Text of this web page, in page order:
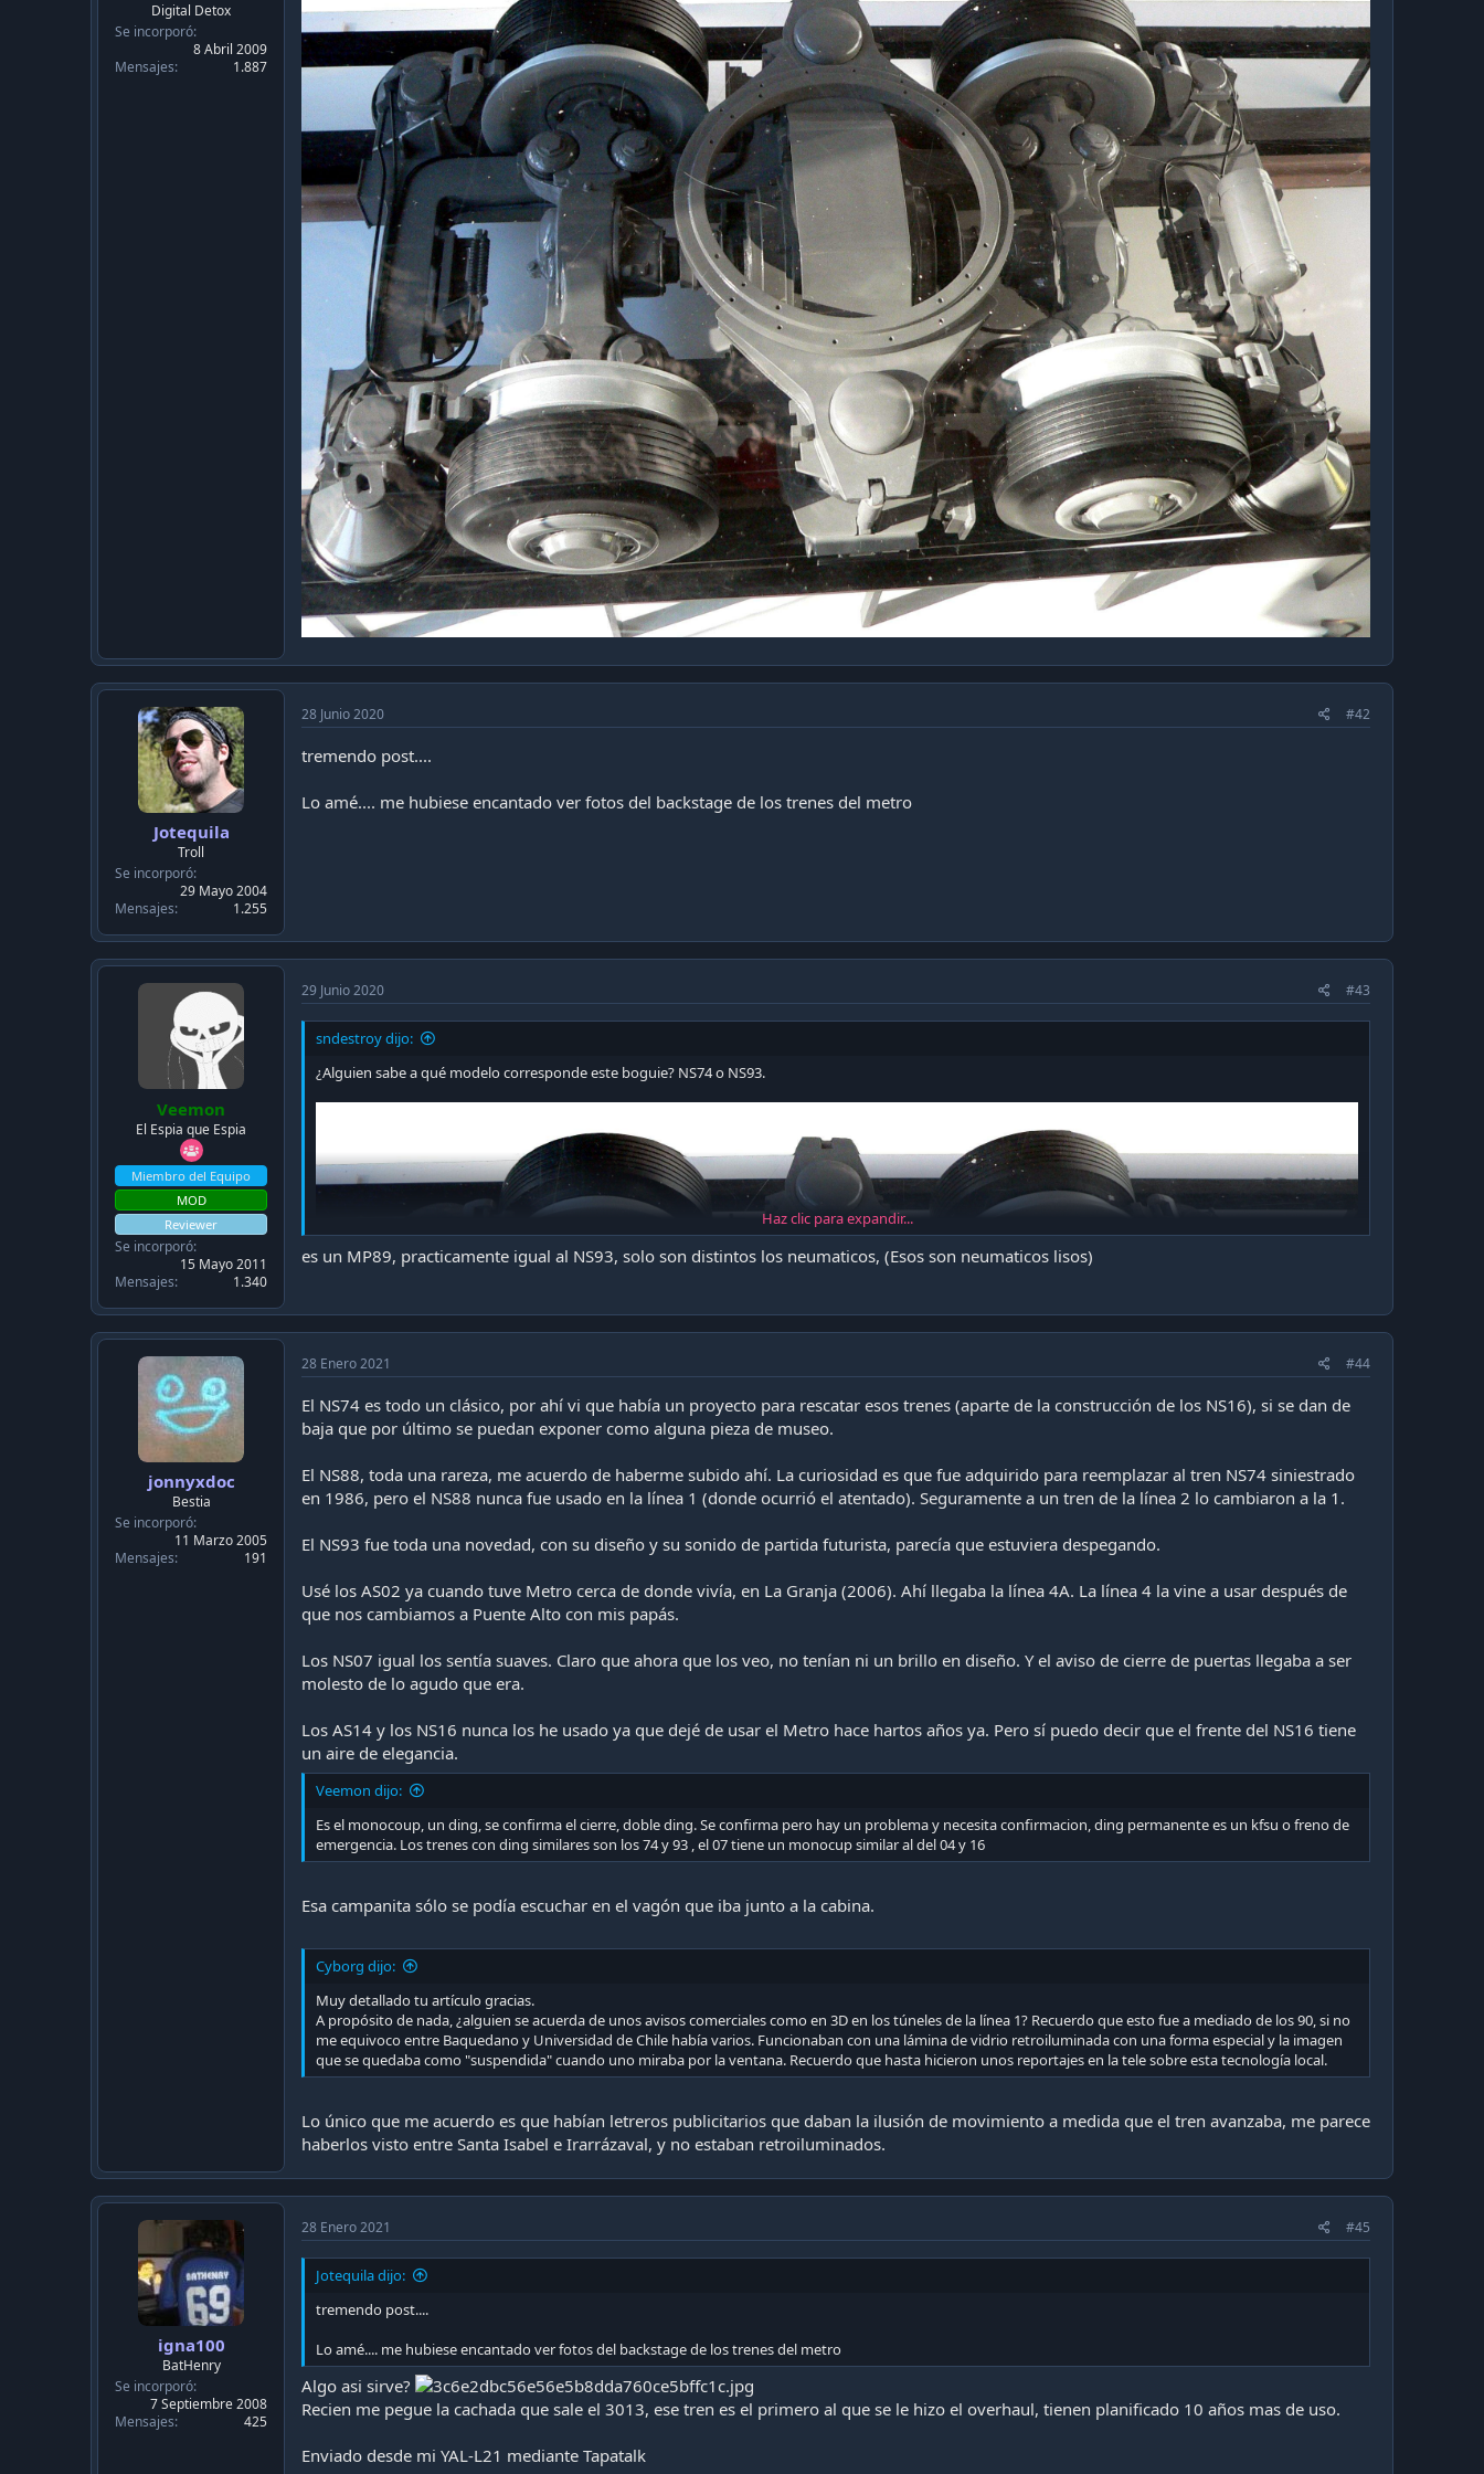
Hola! Les habla Nicolas, en estos días de pandemia, cuarentena, encierro, peleas familiares, aburrimiento extremo y trabajar en la tesis de mi ultimo año de carrera,
me dedique a terminar de una vez por todas el Thread mas ñoño y curioso que tal vez podría haber en el foro.
Como ya saben al señor Nicolas le gustan bastante los trenes del Metro de Santiago, el cual actualmente se ha visto afectado no solo por el Estallido social, si no que
tambien por el coronavirus (bajando enormemente la solvencia de la empresa por la baja de pasajeros) y unas leyes ridículas sobre el financiamiento del
Pero en fin, saliendonos de ese tema si eres lo suficientemente "despierto" (Por no decir ciego) te habrás dado cuenta que el Metro de Santiago presenta mas de un
dont shit sherlockpero estas diferencias no son solo visuales, tambien son tecnológicas, acabados, capacidades técnicas, y un largo etc.
Ojito, tal vez quieras ir a comprar unas galletas y hacerte un tecito, ya que este Thread va para largo, así que tomate tu tiempo para leer esta fumada.
Resumen, cuantos modelos de trenes tiene el Metro de Santiago?
8 modelos distintos de trenes, se pueden diferenciar según su rodadura.
Roda...que? Si mi estimado lector, rodadura, el Metro de Santiago (Para no escribir esta larga frase muchas veces, me referiré a el como Metro a secas) presenta mas
de una rodadura, o punto de apoyo donde el tren lleva la tracción a las vías o pista de rodamiento en caso de los trenes neumáticos.
Si te preguntas si existen otros metros del mundo con sistema de rodadura neumática, te digo de inmediato que si. Pero son muy pocos.
Ciudad
Tipo de rodaduras
Ciudad de México (México...duh)​
Neumática (Pista de rodamiento de acero) y Férrea​
Montreal (Canadá)​
Neumática (Pista de rodamiento de concreto)​
Lyon (Francia)​
Metro de Santiago (Chile)​
Y al parecer existen un par de sistemas mas los cuales no recuerdo actualmente, pero los mas relevantes son esos.
Volviendo al tema de los modelos en el caso del Metro de estos lares el resumen de modelos son los siguientes en orden cronológico.
NS-88​
AS-14​
NS-04​
NS-16​
Ahora iré detalladamente tren por tren, para que conozcas sus detalles mas jugosos, y algunos tienen unas historias muy interesantes y obviamente van a ver
muchas pero muchas fotos.
*Disclaimer de derechos de autor sobre las imágenes: Muchas de las imágenes son sacadas de Internet en general, pero algunas fueron enviadas por contactos
personales tanto de Ciudad de México como de Santiago mismo, así que de inmediato doy los agradecimientos a las personas correspondientes los cuales sabrán
de mi parte quienes son, y a los anónimos que suben este contenido a la web.*
NS-74 Neumático Santiago 1974
Los primeros trenes del Metro llegaron al Chile entre 1973 a 1975 (Hay algo de confusión con las fechas) hasta el día de hoy se encuentran dando servicio y han
sufrido distintas transformaciones y cambios tecnológicos en lo que llevan de funcionamiento. Su diseño está fuertemente inspirado en sushermanosmayores tales
como el MP-68 (Primer modelo de tren del Metro de México)
Se Adjunta foto del tren en cuestión:
SPOILER:FOTOS MP-68
Y no solo heredo parte del diseño del MP-68 si no que tambien de otro modelo Parisino, el MP-73
Si te preguntas que fue lo heredado en temas de diseño, del MP-68 heredo el diseño de los laterales e interior de los vagones, y del MP-73 heredo el Frontal.
Características del NS-74:
Rodadura: Neumática
pensando, exacto el tren no es 100% eléctrico, es electromecánico. (Origen francés)
Ventilación: Fue adaptada ya que inicialmente no traía absolutamente nada para ventilar los coches, ventilación Forzada.
Velocidad Máxima comercial: 80 KM/h
Velocidad Máxima de diseño: 90 KM/h
Pilotajes automáticos (En el tiempo): P.A 135Hz y SACEM D(Actual).
Numero de vagones: Aunque parezca broma han pasado por 4-5-6 y 7 coches (Actualmente tuvieron que sufrir una re configuración y adaptación para usar
cabinas como vagones comunes y corrientes).
Circulan solo por Linea 5.
Curiosidades:
Se entregaron 3 Lotes distintos los cuales tienen como fecha de construcción:
Digital Detox
Se incorporó
8 Abril 2009
Mensajes
1.887
Jotequila
Troll
Se incorporó
29 Mayo 2004
Mensajes
1.255
28 Junio 2020 #42
tremendo post....
Lo amé.... me hubiese encantado ver fotos del backstage de los trenes del metro
Veemon
El Espia que Espia
Miembro del Equipo
MOD
Reviewer
Se incorporó
15 Mayo 2011
Mensajes
1.340
29 Junio 2020 #43
sndestroy dijo:
¿Alguien sabe a qué modelo corresponde este boguie? NS74 o NS93.
Haz clic para expandir...
es un MP89, practicamente igual al NS93, solo son distintos los neumaticos, (Esos son neumaticos lisos)
jonnyxdoc
Bestia
Se incorporó
11 Marzo 2005
Mensajes
191
28 Enero 2021 #44
El NS74 es todo un clásico, por ahí vi que había un proyecto para rescatar esos trenes (aparte de la construcción de los NS16), si se dan de
baja que por último se puedan exponer como alguna pieza de museo.
El NS88, toda una rareza, me acuerdo de haberme subido ahí. La curiosidad es que fue adquirido para reemplazar al tren NS74 siniestrado
en 1986, pero el NS88 nunca fue usado en la línea 1 (donde ocurrió el atentado). Seguramente a un tren de la línea 2 lo cambiaron a la 1.
El NS93 fue toda una novedad, con su diseño y su sonido de partida futurista, parecía que estuviera despegando.
Usé los AS02 ya cuando tuve Metro cerca de donde vivía, en La Granja (2006). Ahí llegaba la línea 4A. La línea 4 la vine a usar después de
que nos cambiamos a Puente Alto con mis papás.
Los NS07 igual los sentía suaves. Claro que ahora que los veo, no tenían ni un brillo en diseño. Y el aviso de cierre de puertas llegaba a ser
molesto de lo agudo que era.
Los AS14 y los NS16 nunca los he usado ya que dejé de usar el Metro hace hartos años ya. Pero sí puedo decir que el frente del NS16 tiene
un aire de elegancia.
Veemon dijo:
Es el monocoup, un ding, se confirma el cierre, doble ding. Se confirma pero hay un problema y necesita confirmacion, ding permanente es un kfsu o freno de
emergencia. Los trenes con ding similares son los 74 y 93 , el 07 tiene un monocup similar al del 04 y 16
Esa campanita sólo se podía escuchar en el vagón que iba junto a la cabina.
Cyborg dijo:
Muy detallado tu artículo gracias.
A propósito de nada, ¿alguien se acuerda de unos avisos comerciales como en 3D en los túneles de la línea 1? Recuerdo que esto fue a mediado de los 90, si no
me equivoco entre Baquedano y Universidad de Chile había varios. Funcionaban con una lámina de vidrio retroiluminada con una forma especial y la imagen
que se quedaba como "suspendida" cuando uno miraba por la ventana. Recuerdo que hasta hicieron unos reportajes en la tele sobre esta tecnología local.
Lo único que me acuerdo es que habían letreros publicitarios que daban la ilusión de movimiento a medida que el tren avanzaba, me parece
haberlos visto entre Santa Isabel e Irarrázaval, y no estaban retroiluminados.
igna100
BatHenry
Se incorporó
7 Septiembre 2008
Mensajes
425
28 Enero 2021 #45
Jotequila dijo:
tremendo post....
Lo amé.... me hubiese encantado ver fotos del backstage de los trenes del metro
Algo asi sirve?
Recien me pegue la cachada que sale el 3013, ese tren es el primero al que se le hizo el overhaul, tienen planificado 10 años mas de uso.
Enviado desde mi YAL-L21 mediante Tapatalk